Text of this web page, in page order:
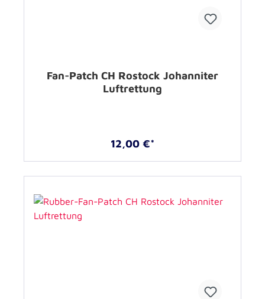
Fan-Patch CH Rostock Johanniter
Luftrettung
12,00 €*